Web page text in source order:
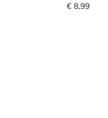
€ 8,99